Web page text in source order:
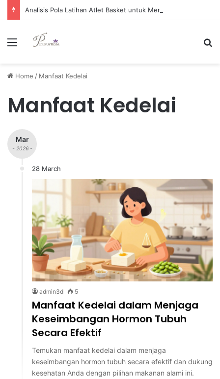
Menu
Home / Manfaat Kedelai
Manfaat Kedelai
Mar
- 2026 -
28 March
admin3d 5
Manfaat Kedelai dalam Menjaga
Keseimbangan Hormon Tubuh
Secara Efektif
Temukan manfaat kedelai dalam menjaga
keseimbangan hormon tubuh secara efektif dan dukung
kesehatan Anda dengan pilihan makanan alami ini.